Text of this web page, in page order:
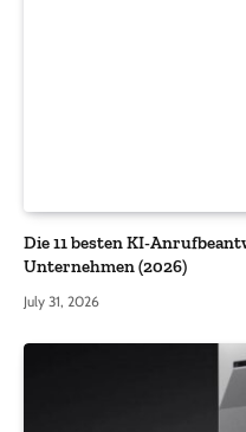
Die 11 besten KI-
Unternehmen (2026)
July 31, 2026